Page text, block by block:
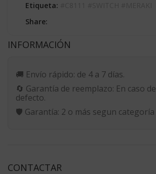
Etiqueta:
Share:
INFORMACIÓN
🚚 Envío rápido: de 4 a 7 días.
🔄 Garantía de reemplazo: En caso
defecto.
🛡️ Garantía: 2 o más segun
CONTACTAR